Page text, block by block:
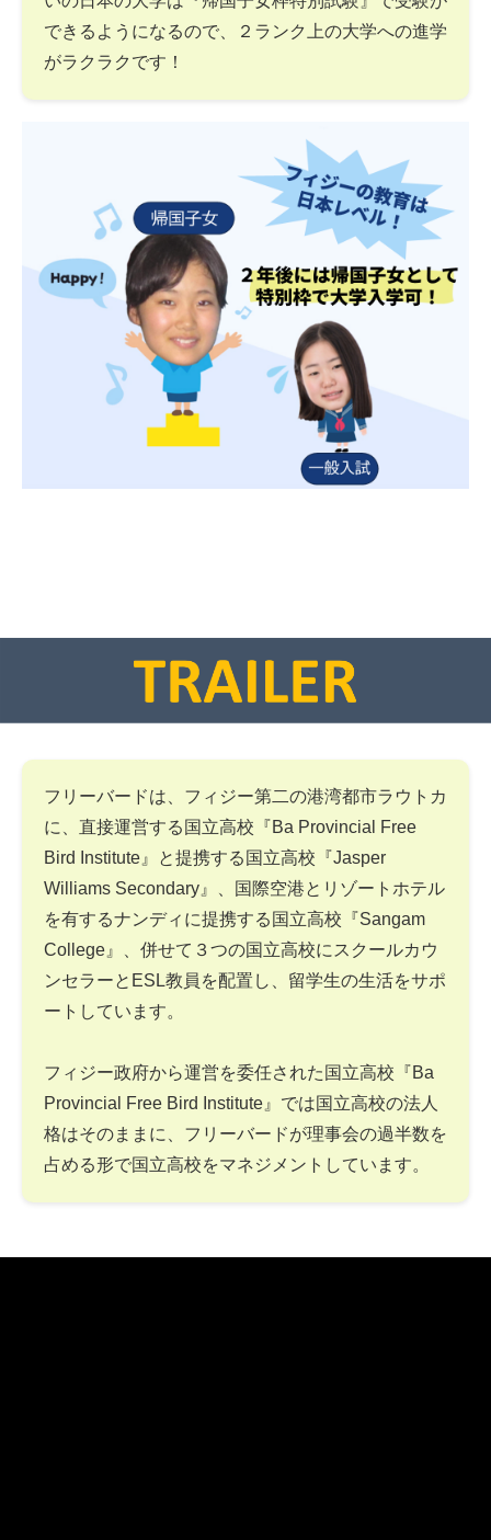
できるようになるので、２ランク上の大学への進学
がラクラクです！
フリーバードは、フィジー第二の港湾都市ラウトカ
に、直接運営する国立高校『Ba Provincial Free
Bird Institute』と提携する国立高校『Jasper
Williams Secondary』、国際空港とリゾートホテル
を有するナンディに提携する国立高校『Sangam
College』、併せて３つの国立高校にスクールカウ
ンセラーとESL教員を配置し、留学生の生活をサポ
ートしています。
フィジー政府から運営を委任された国立高校『Ba
Provincial Free Bird Institute』では国立高校の法人
格はそのままに、フリーバードが理事会の過半数を
占める形で国立高校をマネジメントしています。